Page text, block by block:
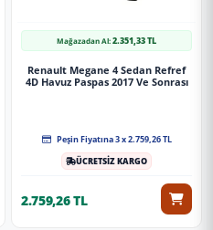
Mağazadan Al:2.351,33 TL
Renault Megane 4 Sedan Refref
4D Havuz Paspas 2017 Ve Sonrası
Peşin Fiyatına 3 x 2.759,26 TL
ÜCRETSİZ KARGO
2.759,26 TL